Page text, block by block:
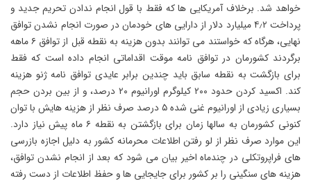
خواهد شد. برخلاف آمریکایی ها که فقط با قول انجام ندادن تحریم جدید و
پرداخت ۴٫۲ میلیارد دلار از دارایی های خودمان در صورت انجام نشدن توافق
نهایی، هرگاه که خواستند می توانند بدون هزینه به نقطه قبل از توافق ۶ ماهه
برگردند کشورمان در توافق نامه موقت اقداماتی انجام داده است که فقط
برای بازگشت به نقطه سابق باید چندین برابر عایدی توافق نامه ژنو هزینه
کند. اکسید کردن حدود ۲۰۰ کیلوگرم اورانیوم ۲۰ درصد، و از بین بردن حجم
بسیاری زیادی از اورانیوم غنی شده ۵ درصد صرف نظر از هزینه هایش با توان
کنونی کشورمان به سالها زمان برای بازگشتن به نقطه ۶ ماه پیش نیاز دارد.
این موارد صرف نظر از لو رفتن اطلاعات محرمانه کشور به دلیل اجازه بازرسی
های فراپروتکلی در چندماه اخیر بیان می شود که بعد از انجام نشدن توافق،
هزینه های سنگینی را بر کشور برای جایجایی ها و حفظ اطلاعات از دست رفته